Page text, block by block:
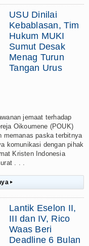
USU Dinilai
Kebablasan, Tim
Hukum MUKI
Sumut Desak
Menag Turun
Tangan Urus
jemaat terhadap
Oikoumene (POUK)
memanas paska terbitnya
komunikasi dengan pihak
Kristen Indonesia
. . .
▸
Lantik Eselon II,
III dan IV, Rico
Waas Beri
Deadline 6 Bulan